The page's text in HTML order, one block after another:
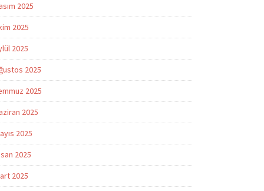
2025
2025
2025
2025
2025
2025
2025
2025
2025